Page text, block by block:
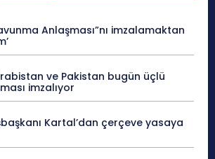
Anlaşması”nı imzalamaktan
ve Pakistan bugün üçlü
imzalıyor
Kartal’dan çerçeve yasaya